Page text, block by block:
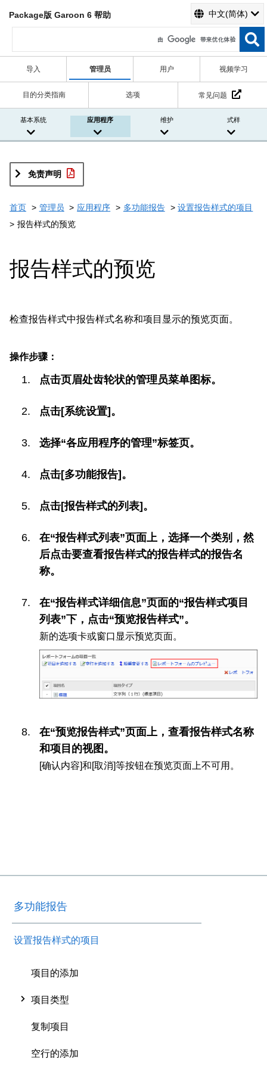
Package版 Garoon 6 帮助 中文(简体)
导入 管理员 用户 视频学习
目的分类指南 选项 常见问题
基本系统 应用程序 维护 式样
免责声明
首页 管理员 应用程序 多功能报告
设置报告样式的项目
报告样式的预览
报告样式的预览
检查报告样式中报告样式名称和项目显示的预览页面。
操作步骤：
点击页眉处齿轮状的管理员菜单图标。
点击[系统设置]。
选择“各应用程序的管理”标签页。
点击[多功能报告]。
点击[报告样式的列表]。
在“报告样式列表”页面上，选择一个类别，然
后点击要查看报告样式的报告样式的报告名
称。
在“报告样式详细信息”页面的“报告样式项目
列表”下，点击“预览报告样式”。
新的选项卡或窗口显示预览页面。
在“预览报告样式”页面上，查看报告样式名称
和项目的视图。
[确认内容]和[取消]等按钮在预览页面上不可用。
多功能报告
设置报告样式的项目
项目的添加
项目类型
复制项目
空行的添加